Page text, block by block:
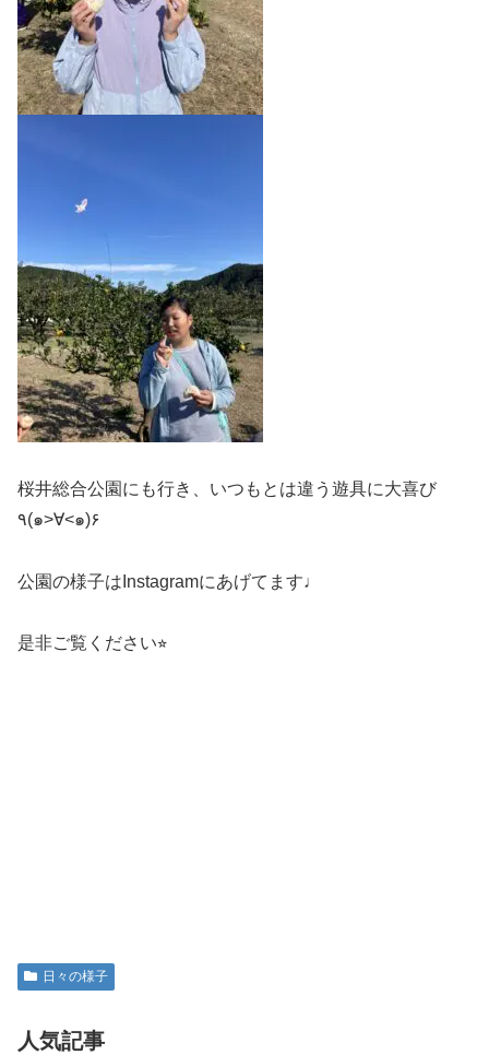
桜井総合公園にも行き、いつもとは違う遊具に大喜び
٩(๑>∀<๑)۶
公園の様子はInstagramにあげてます♩
是非ご覧ください⭐︎
日々の様子
人気記事